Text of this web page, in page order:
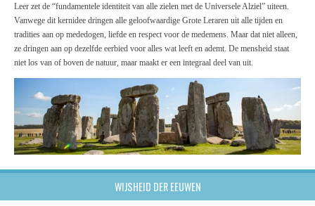
Leer zet de “fundamentele identiteit van alle zielen met de Universele Alziel” uiteen.
Vanwege dit kernidee dringen alle geloofwaardige Grote Leraren uit alle tijden en
tradities aan op mededogen, liefde en respect voor de medemens. Maar dat niet alleen,
ze dringen aan op dezelfde eerbied voor alles wat leeft en ademt. De mensheid staat
niet los van of boven de natuur, maar maakt er een integraal deel van uit.
WIJSHEID DER EEUWEN